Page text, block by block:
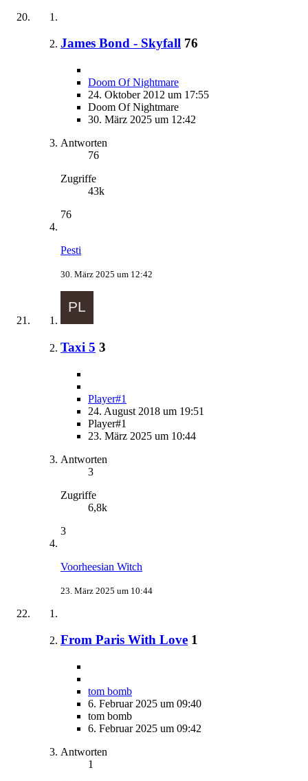
James Bond - Skyfall 76
Doom Of Nightmare
24. Oktober 2012 um 17:55
Doom Of Nightmare
30. März 2025 um 12:42
Antworten
76
Zugriffe
43k
76
Pesti
30. März 2025 um 12:42
Taxi 5 3
Player#1
24. August 2018 um 19:51
Player#1
23. März 2025 um 10:44
Antworten
3
Zugriffe
6,8k
3
Voorheesian Witch
23. März 2025 um 10:44
From Paris With Love 1
tom bomb
6. Februar 2025 um 09:40
tom bomb
6. Februar 2025 um 09:42
Antworten
1